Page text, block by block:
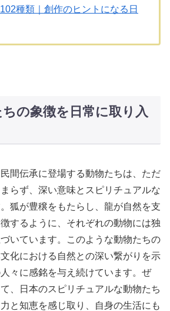
種類｜創作のヒントになる日
の象徴を日常に取り入
間伝承に登場する動物たちは、ただ
らず、深い意味とスピリチュアルな
狐が豊穣をもたらし、龍が自然を支
するように、それぞれの動物には独
いています。このような動物たちの
化における自然との深い繋がりを示
々に感銘を与え続けています。ぜ
、日本のスピリチュアルな動物たち
と知恵を感じ取り、自身の生活にも